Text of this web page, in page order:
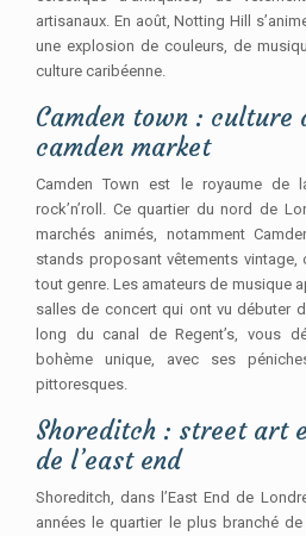
artisanaux. En août, Notting Hill
une explosion de couleurs, de
culture caribéenne.
Camden town :
camden market
Camden Town est le royaume de
rock’n’roll. Ce quartier du nord de
marchés animés, notamment
stands proposant vêtements vintage,
tout genre. Les amateurs de musique
salles de concert qui ont vu débuter
long du canal de Regent’s, vous
bohème unique, avec ses
pittoresques.
Shoreditch : street art
de l’east end
Shoreditch, dans l’East End de
années le quartier le plus branché